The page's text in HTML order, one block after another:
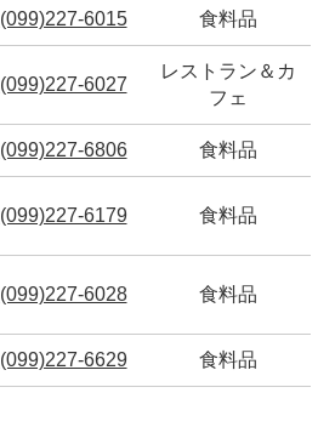
(099)227-6015 食料品
(099)227-6027
レストラン＆カ
フェ
(099)227-6806 食料品
(099)227-6179 食料品
(099)227-6028 食料品
(099)227-6629 食料品